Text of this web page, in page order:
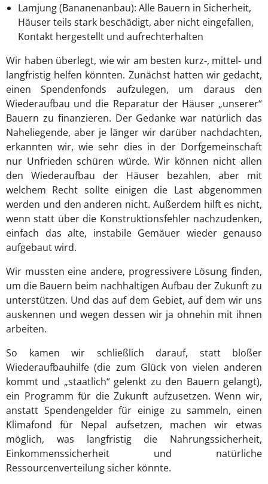
Lamjung (Bananenanbau): Alle Bauern in Sicherheit,
Häuser teils stark beschädigt, aber nicht eingefallen,
Kontakt hergestellt und aufrechterhalten
Wir haben überlegt, wie wir am besten kurz-, mittel- und
langfristig helfen könnten. Zunächst hatten wir gedacht,
einen Spendenfonds aufzulegen, um daraus den
Wiederaufbau und die Reparatur der Häuser „unserer“
Bauern zu finanzieren. Der Gedanke war natürlich das
Naheliegende, aber je länger wir darüber nachdachten,
erkannten wir, wie sehr dies in der Dorfgemeinschaft
nur Unfrieden schüren würde. Wir können nicht allen
den Wiederaufbau der Häuser bezahlen, aber mit
welchem Recht sollte einigen die Last abgenommen
werden und den anderen nicht. Außerdem hilft es nicht,
wenn statt über die Konstruktionsfehler nachzudenken,
einfach das alte, instabile Gemäuer wieder genauso
aufgebaut wird.
Wir mussten eine andere, progressivere Lösung finden,
um die Bauern beim nachhaltigen Aufbau der Zukunft zu
unterstützen. Und das auf dem Gebiet, auf dem wir uns
auskennen und wegen dessen wir ja ohnehin mit ihnen
arbeiten.
So kamen wir schließlich darauf, statt bloßer
Wiederaufbauhilfe (die zum Glück von vielen anderen
kommt und „staatlich“ gelenkt zu den Bauern gelangt),
ein Programm für die Zukunft aufzusetzen. Wenn wir,
anstatt Spendengelder für einige zu sammeln, einen
Klimafond für Nepal aufsetzen, machen wir etwas
möglich, was langfristig die Nahrungssicherheit,
Einkommenssicherheit und natürliche
Ressourcenverteilung sicher könnte.